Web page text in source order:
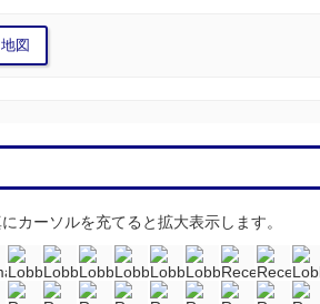
図
カーソルを充てると拡大表示します。